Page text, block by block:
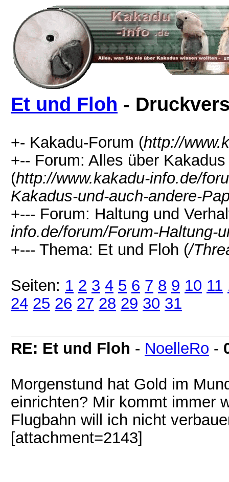
Et und Floh -
+- Kakadu-Forum (http://
+-- Forum: Alles über
(http://www.kakadu-info.de/
Kakadus-und-auch-andere-
+--- Forum: Haltung und
info.de/forum/Forum-Haltung-
+--- Thema: Et und Floh (/
Seiten: 1 2 3 4 5 6 7 8 9 10 11
24 25 26 27 28 29 30 31
RE: Et und Floh - NoelleRo -
Morgenstund hat Gold im
einrichten? Mir kommt immer
Flugbahn will ich nicht
[attachment=2143]